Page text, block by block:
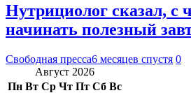
Нутрициолог сказал, с
начинать полезный
Свободная пресса6 месяцев спустя 0
Август 2026
Пн Вт Ср Чт Пт Сб Вс